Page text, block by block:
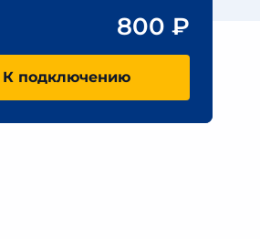
800 ₽
К подключению